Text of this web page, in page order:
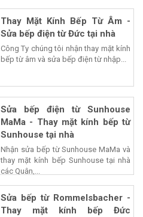
Thay Mặt Kính Bếp Từ Âm -
Sửa bếp điện từ Đức tại nhà
Công Ty chúng tôi nhận thay mặt kính
bếp từ âm và sửa bếp điện từ nhập...
Sửa bếp điện từ Sunhouse
MaMa - Thay mặt kính bếp từ
Sunhouse tại nhà
Nhận sửa bếp từ Sunhouse MaMa và
thay mặt kính bếp Sunhouse tại nhà
các Quận,...
Sửa bếp từ Rommelsbacher -
Thay mặt kính bếp Đức